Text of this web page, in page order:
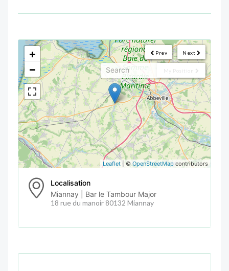
Next
Prev
My Position
<!---->
+
−
Leaflet | © OpenStreetMap contributors
Localisation
Miannay | Bar le Tambour Major
18 rue du manoir 80132 Miannay